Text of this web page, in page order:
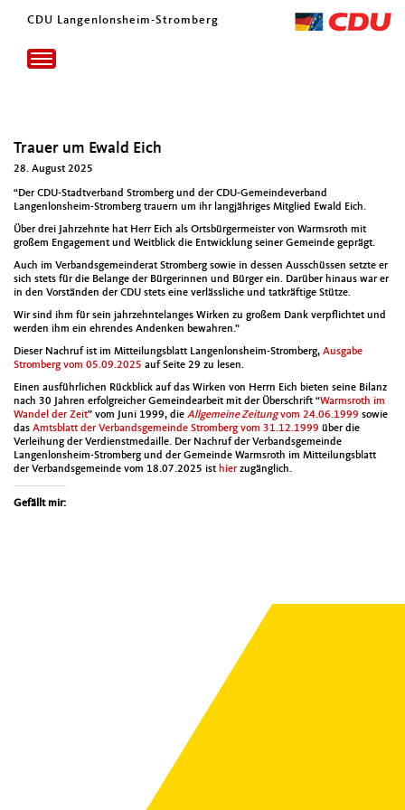
CDU Langenlonsheim-Stromberg
Toggle
navigation
Trauer um Ewald Eich
28. August 2025
“Der CDU-Stadtver­band Stromberg und der CDU-Gemein­de­ver­band
Lan­gen­lon­sheim-Stromberg trauern um ihr langjähriges Mit­glied Ewald Eich.
Über drei Jahrzehnte hat Herr Eich als Orts­bürg­er­meis­ter von Warm­sroth mit
großem Engage­ment und Weit­blick die Entwick­lung sein­er Gemeinde geprägt.
Auch im Ver­bands­ge­mein­der­at Stromberg sowie in dessen Auss­chüssen set­zte er
sich stets für die Belange der Bürg­erin­nen und Bürg­er ein. Darüber hin­aus war er
in den Vorstän­den der CDU stets eine ver­lässliche und tatkräftige Stütze.
Wir sind ihm für sein jahrzehn­te­langes Wirken zu großem Dank verpflichtet und
wer­den ihm ein ehren­des Andenken bewahren.”
Dieser Nachruf ist im Mit­teilungs­blatt Lan­gen­lon­sheim-Stromberg, Aus­gabe
Stromberg vom 05.09.2025 auf Seite 29 zu lesen.
Einen aus­führlichen Rück­blick auf das Wirken von Her­rn Eich bieten seine Bilanz
nach 30 Jahren erfol­gre­ich­er Gemein­dear­beit mit der Über­schrift “Warm­sroth im
Wan­del der Zeit” vom Juni 1999, die All­ge­meine Zeitungvom 24.06.1999 sowie
das Amts­blatt der Ver­bands­ge­meinde Stromberg vom 31.12.1999 über die
Ver­lei­hung der Ver­di­en­stmedaille. Der Nachruf der Ver­bands­ge­meinde
Lan­gen­lon­sheim-Stromberg und der Gemeinde Warm­sroth im Mit­teilungs­blatt
der Ver­bands­ge­meinde vom 18.07.2025 ist hierzugänglich.
Gefällt mir: